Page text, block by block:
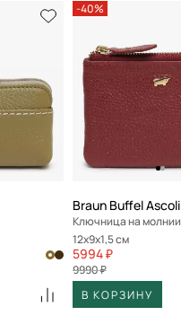
-40%
Braun Buffel Ascoli
Ключница на молнии
12x9x1,5 см
5994 ₽
9990 ₽
В КОРЗИНУ